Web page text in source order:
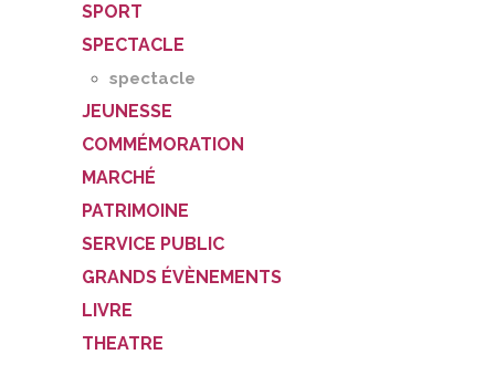
SPORT
SPECTACLE
spectacle
JEUNESSE
COMMÉMORATION
MARCHÉ
PATRIMOINE
SERVICE PUBLIC
GRANDS ÉVÈNEMENTS
LIVRE
THEATRE